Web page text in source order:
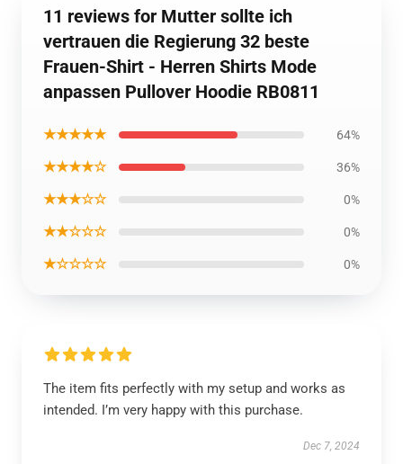
11 reviews for Mutter sollte ich
vertrauen die Regierung 32 beste
Frauen-Shirt - Herren Shirts Mode
anpassen Pullover Hoodie RB0811
★★★★★ 64%
★★★★☆ 36%
★★★☆☆ 0%
★★☆☆☆ 0%
★☆☆☆☆ 0%
The item fits perfectly with my setup and works as
intended. I’m very happy with this purchase.
Dec 7, 2024